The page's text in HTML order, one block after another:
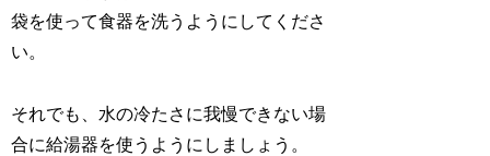
袋を使って食器を洗うようにしてくださ
い。
それでも、水の冷たさに我慢できない場
合に給湯器を使うようにしましょう。